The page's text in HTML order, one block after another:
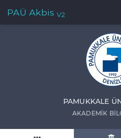
PAÜ Akbis V2
PAMUKKALE
AKADEMIK